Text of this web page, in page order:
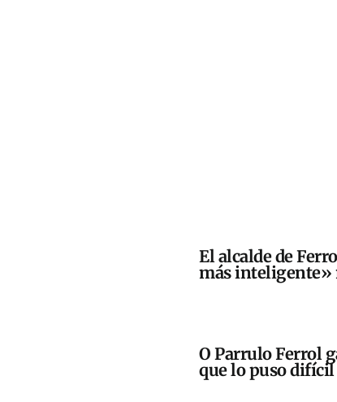
El alcalde de
más inteligente»
O Parrulo Ferrol
que lo puso difícil